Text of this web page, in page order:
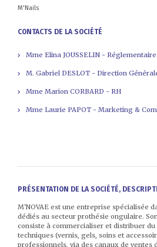
M'Nails
CONTACTS DE LA SOCIÉTÉ
Mme Elina JOUSSELIN - Réglementaire
M. Gabriel DESLOT - Direction
Mme Marion CORBARD - RH
Mme Laurie PAPOT - Marketing &
PRÉSENTATION DE LA SOCIÉTÉ,
M'NOVAE est une entreprise spécialisée
dédiés au secteur prothésie ongulaire.
consiste à commercialiser et distribuer
techniques (vernis, gels, soins et
professionnels, via des canaux de ventes